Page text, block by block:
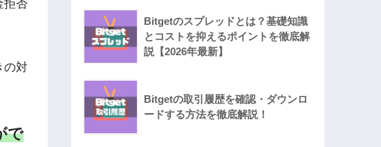
拒否
の対
で
Bitgetのスプレッドとは？基礎知識
とコストを抑えるポイントを徹底解
説【2026年最新】
Bitgetの取引履歴を確認・ダウンロ
ードする方法を徹底解説！